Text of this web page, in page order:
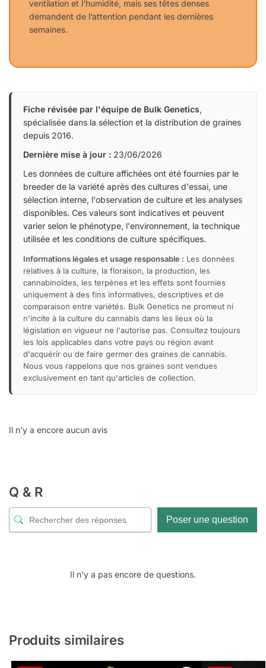
ventilation et l’humidité, mais ses têtes denses
demandent de l’attention pendant les dernières
semaines.
Fiche révisée par l'équipe de Bulk Genetics,
spécialisée dans la sélection et la distribution de graines
depuis 2016.
Dernière mise à jour : 23/06/2026
Les données de culture affichées ont été fournies par le
breeder de la variété après des cultures d'essai, une
sélection interne, l'observation de culture et les analyses
disponibles. Ces valeurs sont indicatives et peuvent
varier selon le phénotype, l'environnement, la technique
utilisée et les conditions de culture spécifiques.
Informations légales et usage responsable : Les données
relatives à la culture, la floraison, la production, les
cannabinoïdes, les terpènes et les effets sont fournies
uniquement à des fins informatives, descriptives et de
comparaison entre variétés. Bulk Genetics ne promeut ni
n'incite à la culture du cannabis dans les lieux où la
législation en vigueur ne l'autorise pas. Consultez toujours
les lois applicables dans votre pays ou région avant
d'acquérir ou de faire germer des graines de cannabis.
Nous vous rappelons que nos graines sont vendues
exclusivement en tant qu'articles de collection.
Il n’y a encore aucun avis
Q & R
Poser une question
Il n’y a pas encore de questions.
Produits similaires